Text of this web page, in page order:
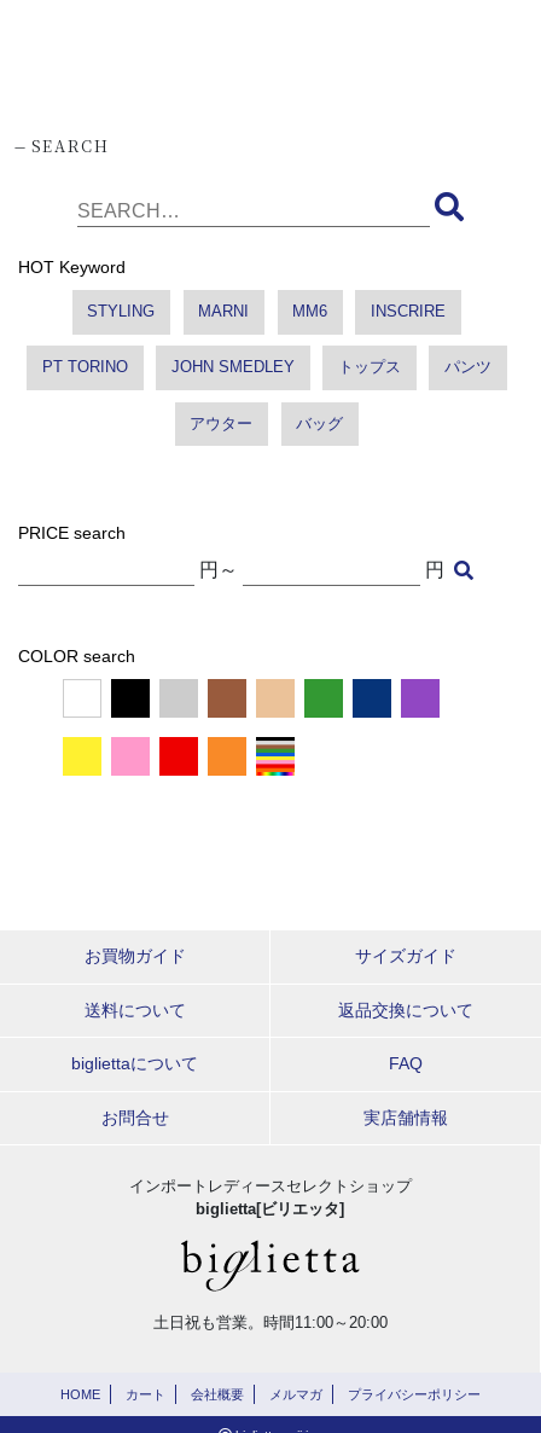
-SEARCH
HOT Keyword
STYLING MARNI MM6 INSCRIRE
PT TORINO JOHN SMEDLEY トップス パンツ
アウター バッグ
PRICE search
円～ 円
COLOR search
お買物ガイド サイズガイド
送料について 返品交換について
bigliettaについて FAQ
お問合せ 実店舗情報
インポートレディースセレクトショップ
biglietta[ビリエッタ]
土日祝も営業。時間11:00～20:00
HOME カート 会社概要 メルマガ プライバシーポリシー